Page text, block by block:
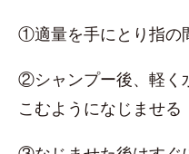
①適量を手にとり指の
②シャンプー後、軽く
こむようになじませる